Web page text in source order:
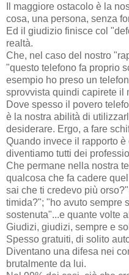
Il maggiore ostacolo è la
cosa, una persona, senza
Ed il giudizio finisce col
realtà.
Che, nel caso del nostro
"questo telefono fa proprio
esempio ho preso un
sprovvista quindi capirete il
Dove spesso il povero
è la nostra abilità di
desiderare. Ergo, a fare
Quando invece il rapporto
diventiamo tutti dei
Che permane nella nostra
qualcosa che fa cadere
sai che ti credevo più
timida?"; "ho avuto sempre
sostenuta"...e quante volte
Giudizi, giudizi, sempre e
Spesso gratuiti, di solito
Diventano una difesa nei
brutalmente da lui.